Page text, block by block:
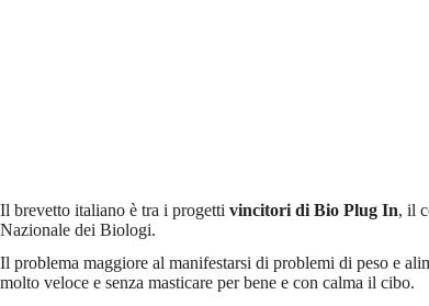
Il brevetto italiano è tra i progetti vincitori di Bio Plug In, il
Nazionale dei Biologi.
Il problema maggiore al manifestarsi di problemi di peso e
molto veloce e senza masticare per bene e con calma il cibo.